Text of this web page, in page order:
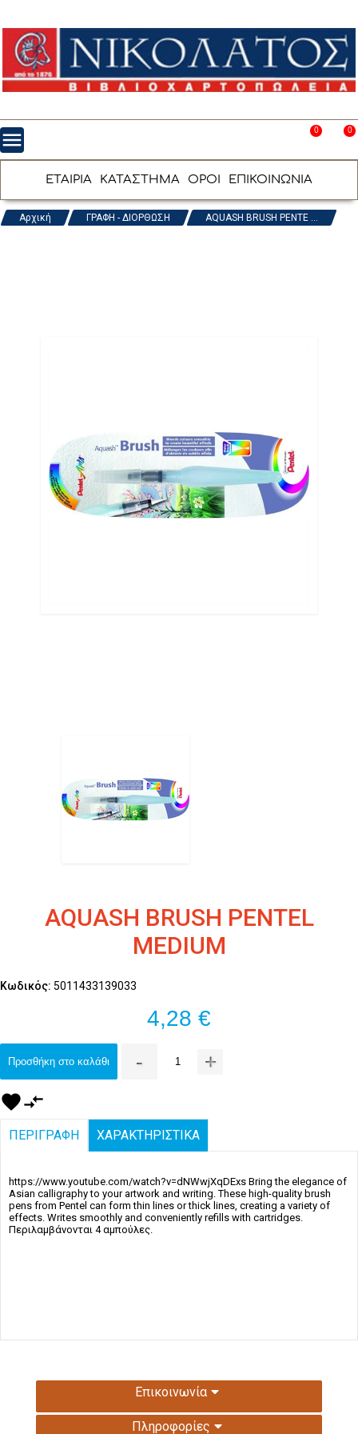
menu 0
favorite_border 0
shopping_cart
ΕΤΑΙΡΙΑ ΚΑΤΑΣΤΗΜΑ ΟΡΟΙ ΕΠΙΚΟΙΝΩΝΙΑ
Αρχική ΓΡΑΦΗ - ΔΙΟΡΘΩΣΗ AQUASH BRUSH PENTE ...
AQUASH BRUSH PENTEL
MEDIUM
Κωδικός: 5011433139033
4,28 €
Προσθήκη στο καλάθι - +
favoritecompare_arrows
ΠΕΡΙΓΡΑΦΗ ΧΑΡΑΚΤΗΡΙΣΤΙΚΑ
https://www.youtube.com/watch?v=dNWwjXqDExs Bring the elegance of
Asian calligraphy to your artwork and writing. These high-quality brush
pens from Pentel can form thin lines or thick lines, creating a variety of
effects. Writes smoothly and conveniently refills with cartridges.
Περιλαμβάνονται 4 αμπούλες.
Επικοινωνία
Πληροφορίες